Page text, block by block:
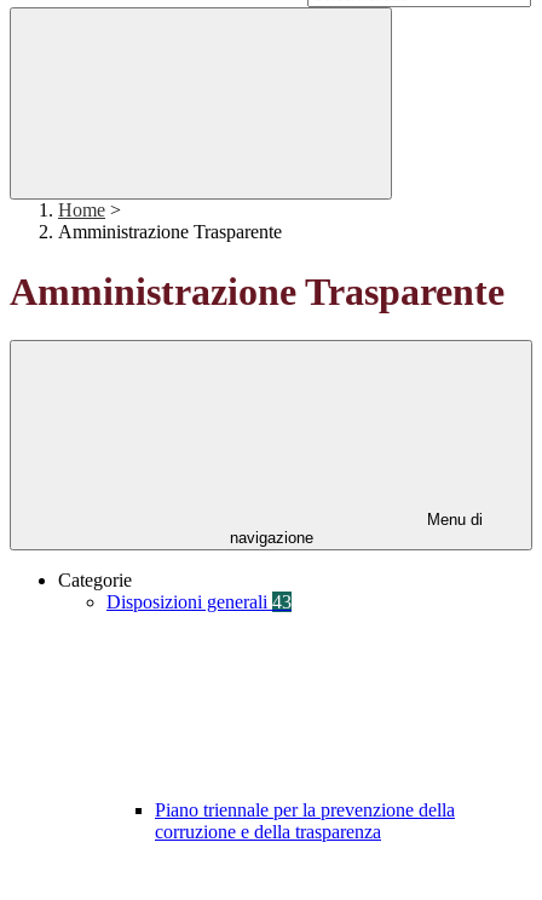
Home >
Amministrazione Trasparente
Amministrazione Trasparente
Menu di
navigazione
Categorie
Disposizioni generali 43
Piano triennale per la prevenzione della
corruzione e della trasparenza